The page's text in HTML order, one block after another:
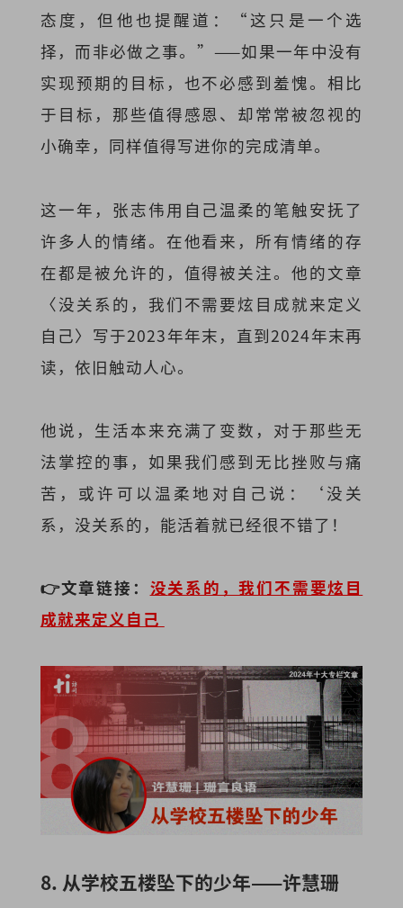
态度，但他也提醒道：“这只是一个选
择，而非必做之事。”——如果一年中没有
实现预期的目标，也不必感到羞愧。相比
于目标，那些值得感恩、却常常被忽视的
小确幸，同样值得写进你的完成清单。
这一年，张志伟用自己温柔的笔触安抚了
许多人的情绪。在他看来，所有情绪的存
在都是被允许的，值得被关注。他的文章
〈没关系的，我们不需要炫目成就来定义
自己〉写于2023年年末，直到2024年末再
读，依旧触动人心。
他说，生活本来充满了变数，对于那些无
法掌控的事，如果我们感到无比挫败与痛
苦，或许可以温柔地对自己说：‘没关
系，没关系的，能活着就已经很不错了！
👉文章链接： 没关系的，我们不需要炫目
成就来定义自己
8. 从学校五楼坠下的少年——许慧珊